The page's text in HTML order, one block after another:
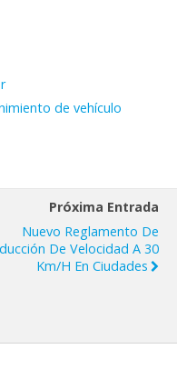
de vehículo
Próxima Entrada
Nuevo Reglamento De
De Velocidad A 30
Km/h En Ciudades